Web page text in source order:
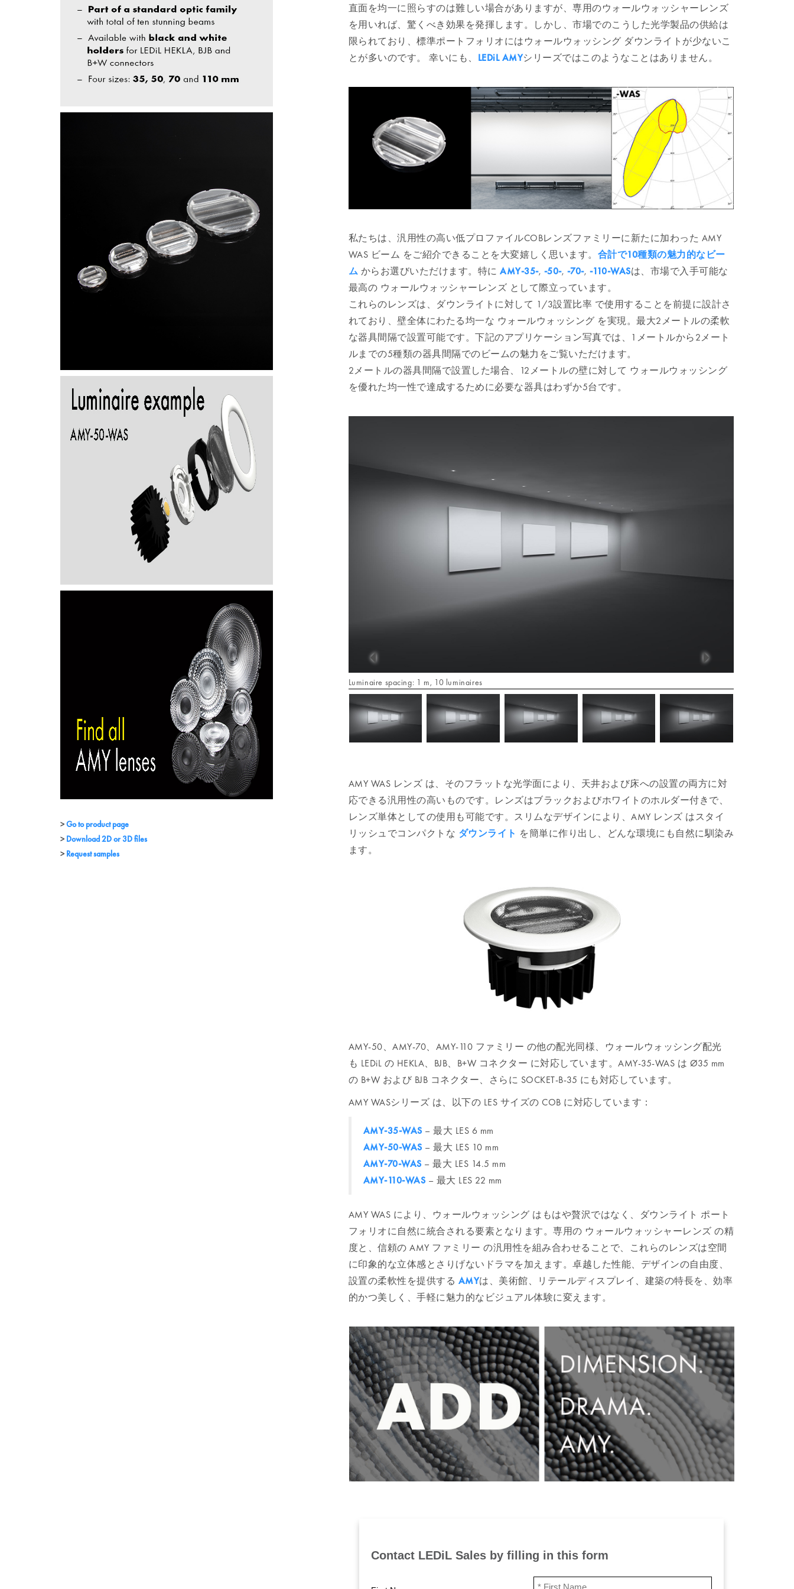
Go to product page
Download 2D or 3D files
Request samples
直面を均一に照らすのは難しい場合がありますが、専用のウォールウォッシャーレンズ
を用いれば、驚くべき効果を発揮します。しかし、市場でのこうした光学製品の供給は
限られており、標準ポートフォリオにはウォールウォッシング ダウンライトが少ないこ
とが多いのです。 幸いにも、 LEDiL AMYシリーズではこのようなことはありません。
私たちは、汎用性の高い低プロファイルCOBレンズファミリーに新たに加わった AMY
WAS ビーム をご紹介できることを大変嬉しく思います。 合計で10種類の魅力的なビー
ム からお選びいただけます。特に AMY-35-, -50-, -70-, -110-WASは、市場で入手可能な
最高の ウォールウォッシャーレンズ として際立っています。
これらのレンズは、ダウンライトに対して 1/3設置比率 で使用することを前提に設計さ
れており、壁全体にわたる均一な ウォールウォッシング を実現。最大2メートルの柔軟
な器具間隔で設置可能です。下記のアプリケーション写真では、1メートルから2メート
ルまでの5種類の器具間隔でのビームの魅力をご覧いただけます。
2メートルの器具間隔で設置した場合、12メートルの壁に対して ウォールウォッシング
を優れた均一性で達成するために必要な器具はわずか5台です。
Luminaire spacing: 1 m, 10 luminaires
AMY WAS レンズ は、そのフラットな光学面により、天井および床への設置の両方に対
応できる汎用性の高いものです。レンズはブラックおよびホワイトのホルダー付きで、
レンズ単体としての使用も可能です。スリムなデザインにより、AMY レンズ はスタイ
リッシュでコンパクトな ダウンライト を簡単に作り出し、どんな環境にも自然に馴染み
ます。
AMY-50、AMY-70、AMY-110 ファミリー の他の配光同様、ウォールウォッシング配光
も LEDiL の HEKLA、BJB、B+W コネクター に対応しています。AMY-35-WAS は Ø35 mm
の B+W および BJB コネクター、さらに SOCKET-B-35 にも対応しています。
AMY WASシリーズ は、以下の LES サイズの COB に対応しています：
AMY-35-WAS – 最大 LES 6 mm
AMY-50-WAS – 最大 LES 10 mm
AMY-70-WAS – 最大 LES 14.5 mm
AMY-110-WAS – 最大 LES 22 mm
AMY WAS により、ウォールウォッシング はもはや贅沢ではなく、ダウンライト ポート
フォリオに自然に統合される要素となります。専用の ウォールウォッシャーレンズ の精
度と、信頼の AMY ファミリー の汎用性を組み合わせることで、これらのレンズは空間
に印象的な立体感とさりげないドラマを加えます。卓越した性能、デザインの自由度、
設置の柔軟性を提供する AMYは、美術館、リテールディスプレイ、建築の特長を、効率
的かつ美しく、手軽に魅力的なビジュアル体験に変えます。